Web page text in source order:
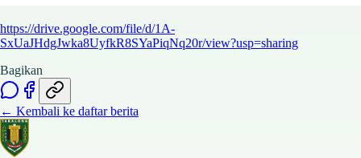
https://drive.google.com/file/d/1A-
SxUaJHdgJwka8UyfkR8SYaPiqNq20r/view?usp=sharing
Bagikan
← Kembali ke daftar berita